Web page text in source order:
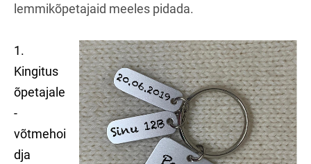
lemmikõpetajaid meeles pidada.
1.
Kingitus
õpetajale
-
võtmehoi
dja